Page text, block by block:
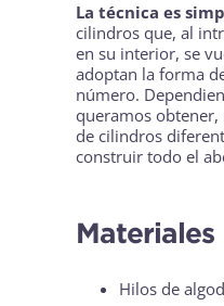
La técnica es
cilindros que, al
en su interior, se
adoptan la forma
número.
queramos
de cilindros
construir todo el
Materiales
Hilos de